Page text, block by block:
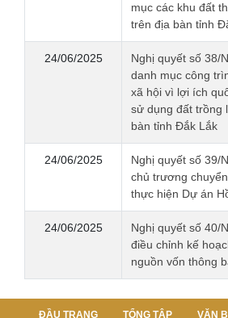
mục các khu đất
trên địa bàn tỉnh
24/06/2025
Nghị quyết số 38/
danh mục công
xã hội vì lợi ích
sử dụng đất trồng
bàn tỉnh Đắk Lắk
24/06/2025
Nghị quyết số 39/
chủ trương
thực hiện Dự án
24/06/2025
Nghị quyết số 40/
điều chỉnh kế
nguồn vốn thông
ĐẦU TRANG TỔNG TẬP VĂN